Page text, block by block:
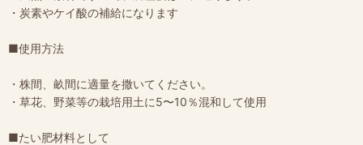
・炭素やケイ酸の補給になります
■使用方法
・株間、畝間に適量を撒いてください。
・草花、野菜等の栽培用土に5〜10％混和して使用
■たい肥材料として